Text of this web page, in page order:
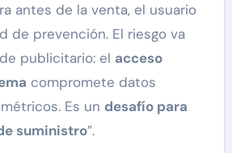
antes de la venta, el usuario
de prevención. El riesgo va
publicitario: el acceso
compromete datos
Es un desafío para
suministro”.